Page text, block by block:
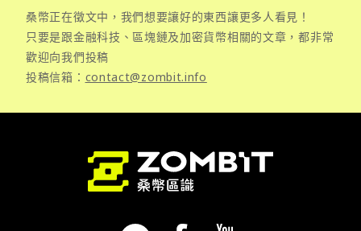
桑幣正在徵文中，我們想要讓好的東西讓更多人看見！
只要是跟金融科技、區塊鏈及加密貨幣相關的文章，都非常
歡迎向我們投稿
投稿信箱： contact@zombit.info